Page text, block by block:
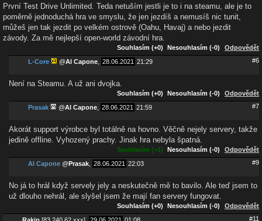
První Test Drive Unlimited. Teda netuším jestli je to i na steamu, ale je to
poměrně jednoduchá hra ve smyslu, že jen jezdíš a nemusíš nic tunit,
můžeš jen tak jezdit po velkém ostrově (Oahu, Havaj) a nebo jezdit
závody. Za mě nejlepší open-world závodní hra.
Souhlasím (+0) Nesouhlasím (-0) Odpovědět
L-Core @Al Capone 28.06.2021 21:29 #6
Není na Steamu. A už ani dvojka.
Souhlasím (+0) Nesouhlasím (-0) Odpovědět
Prasak @Al Capone 28.06.2021 21:59 #7
Akorát support výrobce byl totálně na hovno. Věčně nejely servery, takže
jedině offline. Vyhozený prachy. Jinak hra nebyla špatná.
Souhlasím (+1) Nesouhlasím (-0) Odpovědět
Al Capone @Prasak 28.06.2021 22:03 #9
No já to hrál když servely jely a neskutečně mě to bavilo. Ale teď jsem to
už dlouho nehrál, ale slyšel jsem že mají fan servery fungovat.
Souhlasím (+0) Nesouhlasím (-0) Odpovědět
#11